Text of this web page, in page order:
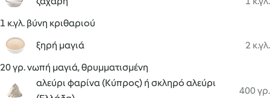
1 κ.γλ. βύνη κριθαριού
ξηρή μαγιά
2 κ.γλ.
20 γρ. νωπή μαγιά, θρυμματισμένη
αλεύρι φαρίνα (Κύπρος) ή σκληρό αλεύρι
400 γρ.